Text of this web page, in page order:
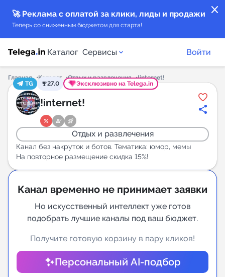
close
🚀 Реклама с оплатой за клики, лиды и продажи
Теперь со сниженным бюджетом для старта!
Каталог Сервисы
Каталог каналов
Каталог ботов
Горящие предложения
Индекс читаемости каналов в Telegram
Аналитика MAX каналов
New
Индивидуальное сопровождение
Аналитика Telegram
Войти
Главная Каталог Отдых и развлечения
!internet!
TG
27.0 Эксклюзивно на Telega.in
!internet!
Отдых и развлечения
Канал без накруток и ботов. Тематика: юмор, мемы
На повторное размещение скидка 15%!
Канал временно не принимает заявки
Но искусственный интеллект уже готов
подобрать лучшие каналы под ваш бюджет.
Получите готовую корзину в пару кликов!
Персональный AI-подбор